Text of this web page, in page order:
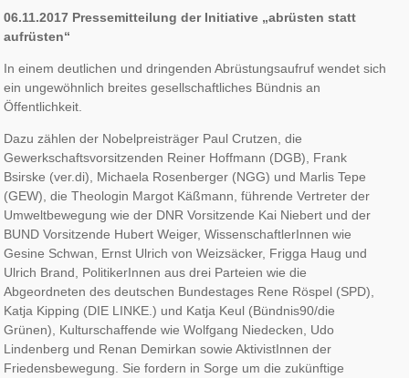
06.11.2017 Pressemitteilung der Initiative „abrüsten statt
aufrüsten“
In einem deutlichen und dringenden Abrüstungsaufruf wendet sich
ein ungewöhnlich breites gesellschaftliches Bündnis an
Öffentlichkeit.
Dazu zählen der Nobelpreisträger Paul Crutzen, die
Gewerkschaftsvorsitzenden Reiner Hoffmann (DGB), Frank
Bsirske (ver.di), Michaela Rosenberger (NGG) und Marlis Tepe
(GEW), die Theologin Margot Käßmann, führende Vertreter der
Umweltbewegung wie der DNR Vorsitzende Kai Niebert und der
BUND Vorsitzende Hubert Weiger, WissenschaftlerInnen wie
Gesine Schwan, Ernst Ulrich von Weizsäcker, Frigga Haug und
Ulrich Brand, PolitikerInnen aus drei Parteien wie die
Abgeordneten des deutschen Bundestages Rene Röspel (SPD),
Katja Kipping (DIE LINKE.) und Katja Keul (Bündnis90/die
Grünen), Kulturschaffende wie Wolfgang Niedecken, Udo
Lindenberg und Renan Demirkan sowie AktivistInnen der
Friedensbewegung. Sie fordern in Sorge um die zukünftige